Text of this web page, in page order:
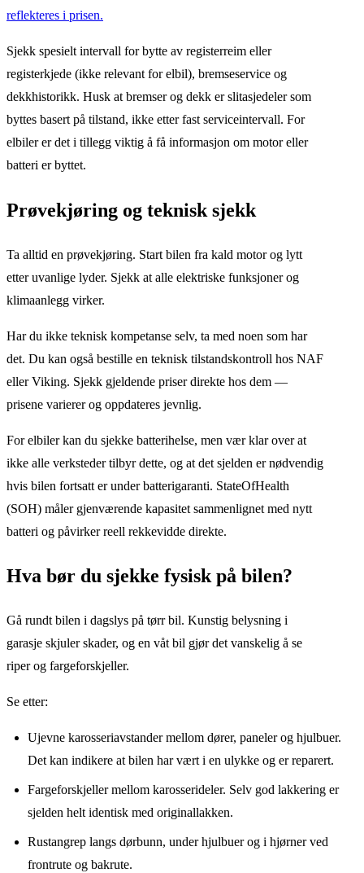
reflekteres i prisen.
Sjekk spesielt intervall for bytte av registerreim eller
registerkjede (ikke relevant for elbil), bremseservice og
dekkhistorikk. Husk at bremser og dekk er slitasjedeler som
byttes basert på tilstand, ikke etter fast serviceintervall. For
elbiler er det i tillegg viktig å få informasjon om motor eller
batteri er byttet.
Prøvekjøring og teknisk sjekk
Ta alltid en prøvekjøring. Start bilen fra kald motor og lytt
etter uvanlige lyder. Sjekk at alle elektriske funksjoner og
klimaanlegg virker.
Har du ikke teknisk kompetanse selv, ta med noen som har
det. Du kan også bestille en teknisk tilstandskontroll hos NAF
eller Viking. Sjekk gjeldende priser direkte hos dem —
prisene varierer og oppdateres jevnlig.
For elbiler kan du sjekke batterihelse, men vær klar over at
ikke alle verksteder tilbyr dette, og at det sjelden er nødvendig
hvis bilen fortsatt er under batterigaranti. StateOfHealth
(SOH) måler gjenværende kapasitet sammenlignet med nytt
batteri og påvirker reell rekkevidde direkte.
Hva bør du sjekke fysisk på bilen?
Gå rundt bilen i dagslys på tørr bil. Kunstig belysning i
garasje skjuler skader, og en våt bil gjør det vanskelig å se
riper og fargeforskjeller.
Se etter:
Ujevne karosseriavstander mellom dører, paneler og hjulbuer.
Det kan indikere at bilen har vært i en ulykke og er reparert.
Fargeforskjeller mellom karosserideler. Selv god lakkering er
sjelden helt identisk med originallakken.
Rustangrep langs dørbunn, under hjulbuer og i hjørner ved
frontrute og bakrute.